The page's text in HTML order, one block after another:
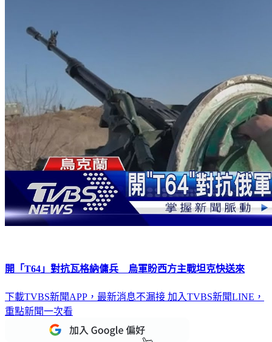
開「T64」對抗瓦格納傭兵 烏軍盼西方主戰坦克快送來
下載TVBS新聞APP，最新消息不漏接 加入TVBS新聞LINE，
重點新聞一次看